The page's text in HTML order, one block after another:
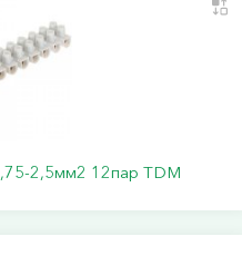
2,5мм2 12пар TDM